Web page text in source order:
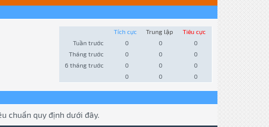
Tích cực Trung lập
Tiêu cực
Tuần trước
0 0
0
Tháng trước
0 0
0
6 tháng trước
0 0
0
0
0 0
chuẩn quy định dưới đây.